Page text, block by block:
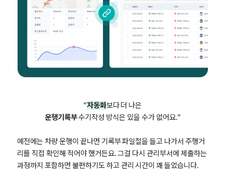
“자동화보다 더 나은
운행기록부수기작성 방식은 있을 수가 없어요.”
예전에는 차량 운행이 끝나면 기록부 파일철을 들고 나가서 주행거
리를 직접 확인해 적어야 했거든요. 그걸 다시 관리부서에 제출하는
과정까지 포함하면 불편하기도 하고 관리 시간이 꽤 들었습니다.